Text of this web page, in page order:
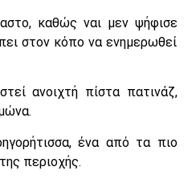
καθώς ναι μεν ψήφισε
στον κόπο να ενημερωθεί
ανοιχτή πίστα πατινάζ,
ένα από τα πιο
περιοχής.